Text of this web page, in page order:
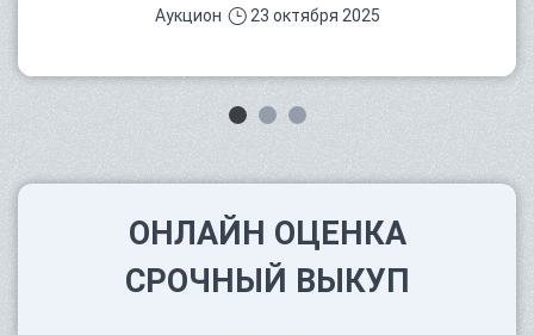
Аукцион 23 октября 2025
ОНЛАЙН ОЦЕНКА
СРОЧНЫЙ ВЫКУП